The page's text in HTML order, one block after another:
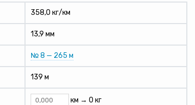
358,0 кг/км
13,9 мм
№ 8 — 265 м
139 м
км → 0 кг